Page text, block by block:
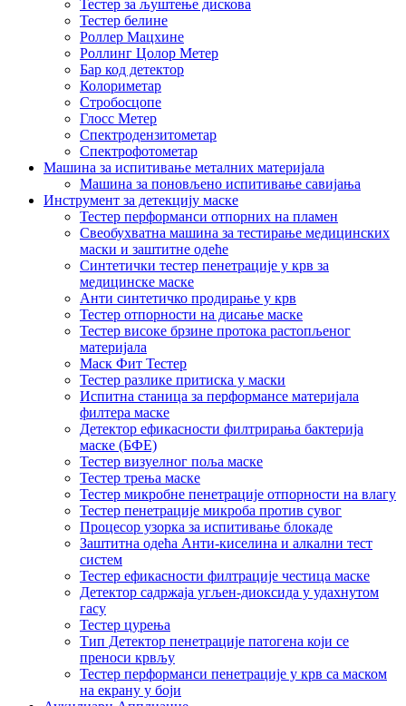
Тестер за љуштење дискова
Тестер белине
Роллер Мацхине
Роллинг Цолор Метер
Бар код детектор
Колориметар
Стробосцопе
Глосс Метер
Спектродензитометар
Спектрофотометар
Машина за испитивање металних материјала
Машина за поновљено испитивање савијања
Инструмент за детекцију маске
Тестер перформанси отпорних на пламен
Свеобухватна машина за тестирање медицинских
маски и заштитне одеће
Синтетички тестер пенетрације у крв за
медицинске маске
Анти синтетичко продирање у крв
Тестер отпорности на дисање маске
Тестер високе брзине протока растопљеног
материјала
Маск Фит Тестер
Тестер разлике притиска у маски
Испитна станица за перформансе материјала
филтера маске
Детектор ефикасности филтрирања бактерија
маске (БФЕ)
Тестер визуелног поља маске
Тестер трења маске
Тестер микробне пенетрације отпорности на влагу
Тестер пенетрације микроба против сувог
Процесор узорка за испитивање блокаде
Заштитна одећа Анти-киселина и алкални тест
систем
Тестер ефикасности филтрације честица маске
Детектор садржаја угљен-диоксида у удахнутом
гасу
Тестер цурења
Тип Детектор пенетрације патогена који се
преноси крвљу
Тестер перформанси пенетрације у крв са маском
на екрану у боји